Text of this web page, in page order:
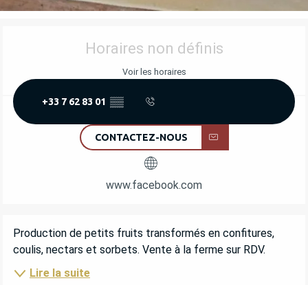
OUVERTURE ET COORDONNÉES
Horaires non définis
Voir les horaires
+33 7 62 83 01 ▒▒
CONTACTEZ-NOUS
www.facebook.com
DESCRIPTION
Production de petits fruits transformés en confitures,
coulis, nectars et sorbets. Vente à la ferme sur RDV.
Lire la suite